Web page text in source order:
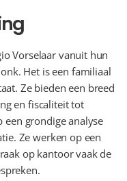
Vorselaar vanuit hun
Het is een familiaal
Ze bieden een breed
en fiscaliteit tot
grondige analyse
Ze werken op een
op kantoor vaak de